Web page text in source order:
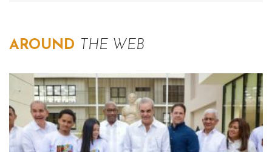
AROUND THE WEB